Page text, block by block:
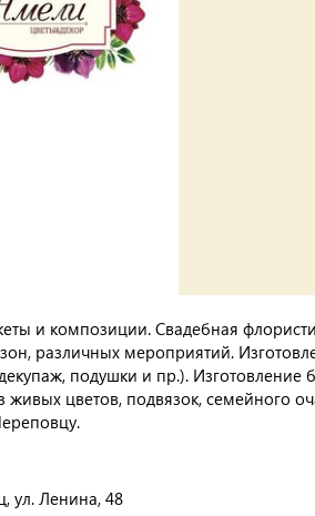
и композиции. Свадебная
различных мероприятий.
подушки и пр.).
живых цветов, подвязок, семейного
ул. Ленина, 48